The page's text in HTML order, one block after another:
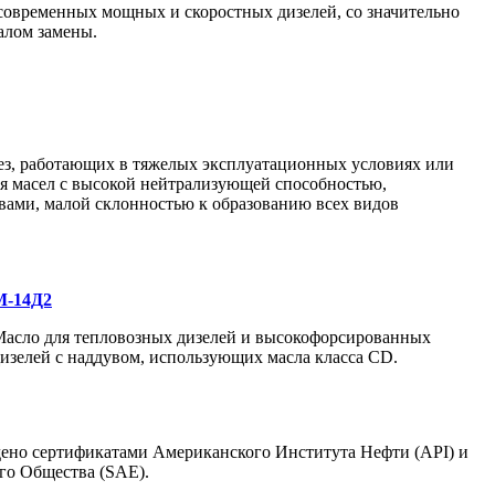
мощных и скоростных дизелей, со значительно
замены.
работающих в тяжелых эксплуатационных условиях или
масел с высокой нейтрализующей способностью,
малой склонностью к образованию всех видов
14Д2
для тепловозных дизелей и высокофорсированных
с наддувом, использующих масла класса CD.
сертификатами Американского Института Нефти (API) и
Общества (SAE).